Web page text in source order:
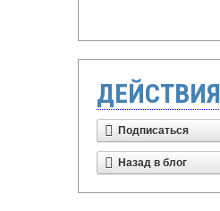
ДЕЙСТВИЯ
Подписаться
Назад в блог